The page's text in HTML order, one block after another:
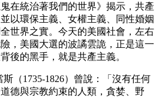
在統治著我們的世界》揭示，共產
以環保主義、女權主義、同性婚姻
世界之實。今天的美國社會，左右
，美國大選的波譎雲詭，正是這一
後的黑手，就是共產主義。
（1735-1826）曾說：「沒有任何
德與宗教約束的人類，貪婪、野